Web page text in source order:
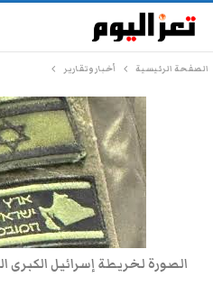
الصفحة الرئيسية أخبار وتقارير
الصورة لخريطة إسرائيل الكبرى